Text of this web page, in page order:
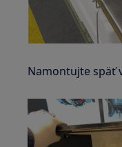
Namontujte späť